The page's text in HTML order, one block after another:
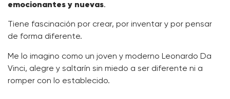
emocionantes y nuevas.
Tiene fascinación por crear, por inventar y por pensar
de forma diferente.
Me lo imagino como un joven y moderno Leonardo Da
Vinci, alegre y saltarín sin miedo a ser diferente ni a
romper con lo establecido.